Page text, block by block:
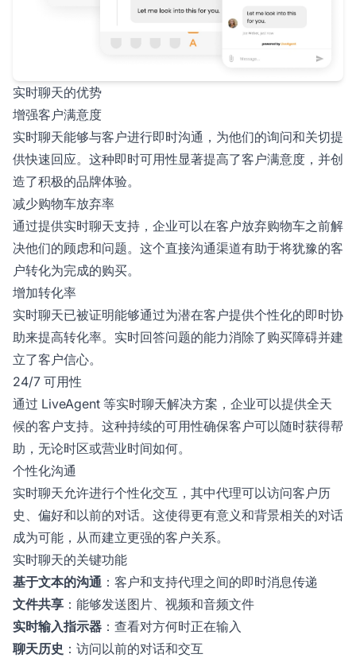
实时聊天的优势
增强客户满意度
实时聊天能够与客户进行即时沟通，为他们的询问和关切提
供快速回应。这种即时可用性显著提高了客户满意度，并创
造了积极的品牌体验。
减少购物车放弃率
通过提供实时聊天支持，企业可以在客户放弃购物车之前解
决他们的顾虑和问题。这个直接沟通渠道有助于将犹豫的客
户转化为完成的购买。
增加转化率
实时聊天已被证明能够通过为潜在客户提供个性化的即时协
助来提高转化率。实时回答问题的能力消除了购买障碍并建
立了客户信心。
24/7 可用性
通过 LiveAgent 等实时聊天解决方案，企业可以提供全天
候的客户支持。这种持续的可用性确保客户可以随时获得帮
助，无论时区或营业时间如何。
个性化沟通
实时聊天允许进行个性化交互，其中代理可以访问客户历
史、偏好和以前的对话。这使得更有意义和背景相关的对话
成为可能，从而建立更强的客户关系。
实时聊天的关键功能
基于文本的沟通 ：客户和支持代理之间的即时消息传递
文件共享 ：能够发送图片、视频和音频文件
实时输入指示器 ：查看对方何时正在输入
聊天历史 ：访问以前的对话和交互